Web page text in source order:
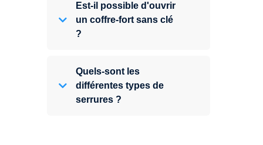
Est-il possible d'ouvrir
un coffre-fort sans clé
?
Quels-sont les
différentes types de
serrures ?